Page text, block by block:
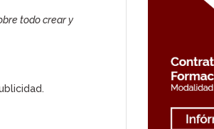
todo crear y